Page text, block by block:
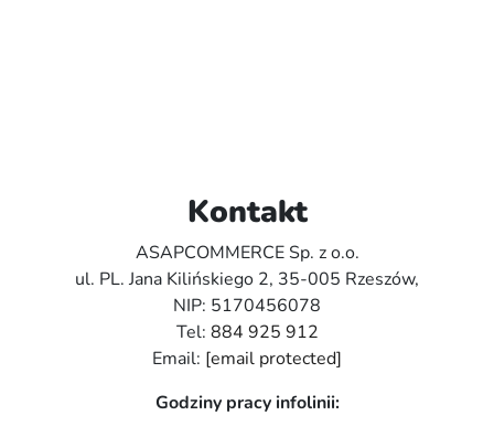
Kontakt
ASAPCOMMERCE Sp. z o.o.
ul. PL. Jana Kilińskiego 2, 35-005 Rzeszów,
NIP: 5170456078
Tel: 884 925 912
Email: [email protected]
Godziny pracy infolinii: